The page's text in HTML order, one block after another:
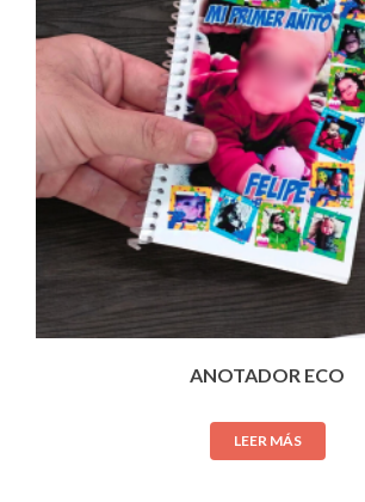
ANOTADOR ECO
LEER MÁS